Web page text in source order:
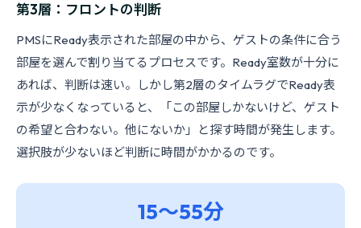
第3層：フロントの判断
PMSにReady表示された部屋の中から、ゲストの条件に合う
部屋を選んで割り当てるプロセスです。Ready室数が十分に
あれば、判断は速い。しかし第2層のタイムラグでReady表
示が少なくなっていると、「この部屋しかないけど、ゲスト
の希望と合わない。他にないか」と探す時間が発生します。
選択肢が少ないほど判断に時間がかかるのです。
15〜55分